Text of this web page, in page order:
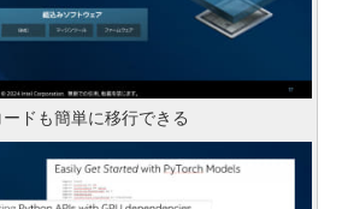
ドも簡単に移行できる